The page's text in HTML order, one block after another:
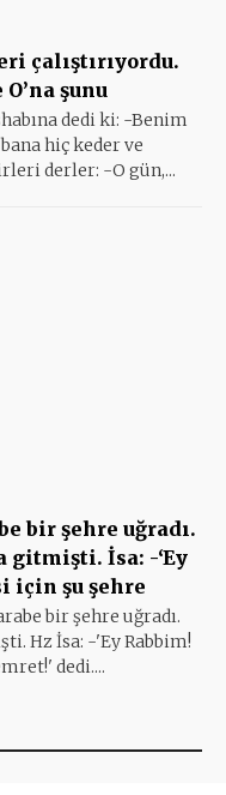
çalıştırıyordu.
şunu
dedi ki: -Benim
hiç keder ve
derler: -O gün,...
bir şehre uğradı.
gitmişti. İsa: -‘Ey
için şu şehre
bir şehre uğradı.
Hz İsa: -'Ey Rabbim!
dedi....